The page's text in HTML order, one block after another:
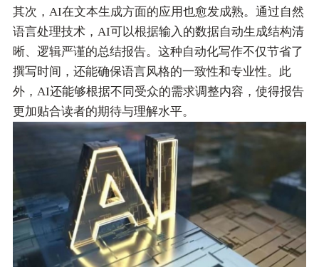
其次，AI在文本生成方面的应用也愈发成熟。通过自然
语言处理技术，AI可以根据输入的数据自动生成结构清
晰、逻辑严谨的总结报告。这种自动化写作不仅节省了
撰写时间，还能确保语言风格的一致性和专业性。此
外，AI还能够根据不同受众的需求调整内容，使得报告
更加贴合读者的期待与理解水平。